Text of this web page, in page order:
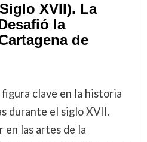
XVII). La
la
de
clave en la historia
durante el siglo XVII.
en las artes de la